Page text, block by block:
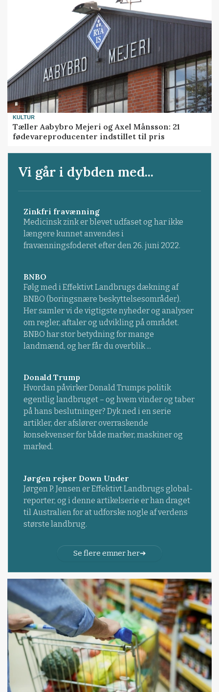
KULTUR
Tæller Aabybro Mejeri og Axel Månsson: 21
fødevareproducenter indstillet til pris
Vi går i dybden med...
Zinkfri fravænning
Medicinsk zink er blevet udfaset og har ikke
længere kunnet anvendes i
fravænningsfoderet efter den 26. juni 2022.
BNBO
Følg med i Effektivt Landbrugs dækning af
BNBO (boringsnære beskyttelsesområder).
Her samler vi de vigtigste nyheder og analyser
om regler, aftaler og udvikling på området.
BNBO har stor betydning for mange
landmænd, og her får du overblik ...
Donald Trump
Hvordan påvirker Donald Trumps politik
egentlig landbruget – og hvem vinder og taber
på hans beslutninger? Dyk ned i en serie
artikler, der afslører overraskende
konsekvenser for både marker, maskiner og
marked.
Jørgen rejser Down Under
Jørgen P. Jensen er Effektivt Landbrugs global-
reporter, og i denne artikelserie er han draget
til Australien for at udforske nogle af verdens
største landbrug.
Se flere emner her